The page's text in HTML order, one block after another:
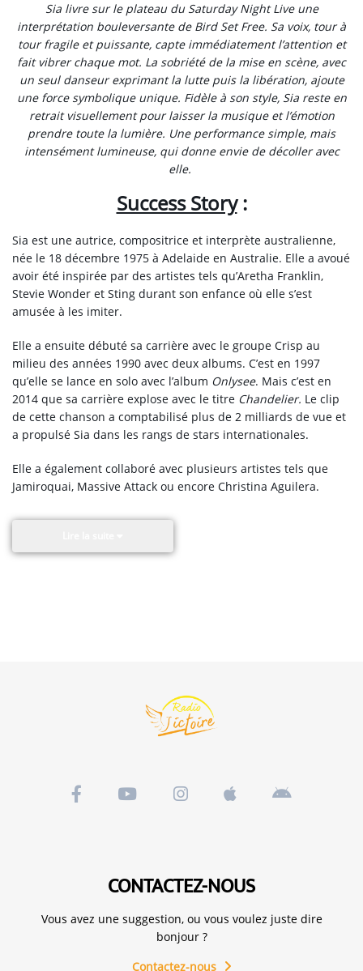
Sia livre sur le plateau du Saturday Night Live une
interprétation bouleversante de Bird Set Free. Sa voix, tour à
tour fragile et puissante, capte immédiatement l’attention et
fait vibrer chaque mot. La sobriété de la mise en scène, avec
un seul danseur exprimant la lutte puis la libération, ajoute
une force symbolique unique. Fidèle à son style, Sia reste en
retrait visuellement pour laisser la musique et l’émotion
prendre toute la lumière. Une performance simple, mais
intensément lumineuse, qui donne envie de décoller avec
elle.
Success Story:
Sia est une autrice, compositrice et interprète australienne,
née le 18 décembre 1975 à Adelaide en Australie. Elle a avoué
avoir été inspirée par des artistes tels qu’Aretha Franklin,
Stevie Wonder et Sting durant son enfance où elle s’est
amusée à les imiter.
Elle a ensuite débuté sa carrière avec le groupe Crisp au
milieu des années 1990 avec deux albums. C’est en 1997
qu’elle se lance en solo avec l’album Onlysee. Mais c’est en
2014 que sa carrière explose avec le titre Chandelier. Le clip
de cette chanson a comptabilisé plus de 2 milliards de vue et
a propulsé Sia dans les rangs de stars internationales.
Elle a également collaboré avec plusieurs artistes tels que
Jamiroquai, Massive Attack ou encore Christina Aguilera.
CONTACTEZ-NOUS
Vous avez une suggestion, ou vous voulez juste dire
bonjour ?
Contactez-nous